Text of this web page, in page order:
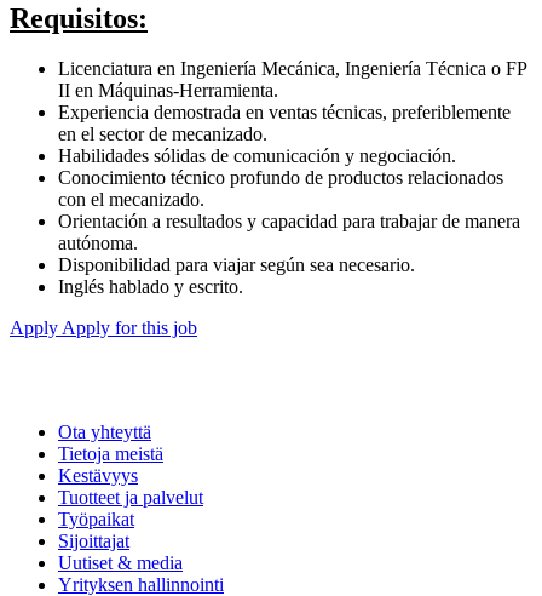
Requisitos:
Licenciatura en Ingeniería Mecánica, Ingeniería Técnica o FP
II en Máquinas-Herramienta.
Experiencia demostrada en ventas técnicas, preferiblemente
en el sector de mecanizado.
Habilidades sólidas de comunicación y negociación.
Conocimiento técnico profundo de productos relacionados
con el mecanizado.
Orientación a resultados y capacidad para trabajar de manera
autónoma.
Disponibilidad para viajar según sea necesario.
Inglés hablado y escrito.
ApplyApply for this job
Ota yhteyttä
Tietoja meistä
Kestävyys
Tuotteet ja palvelut
Työpaikat
Sijoittajat
Uutiset & media
Yrityksen hallinnointi